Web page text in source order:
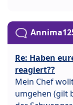
Re: Haben
reagiert??
Mein Chef
umgehen (gilt